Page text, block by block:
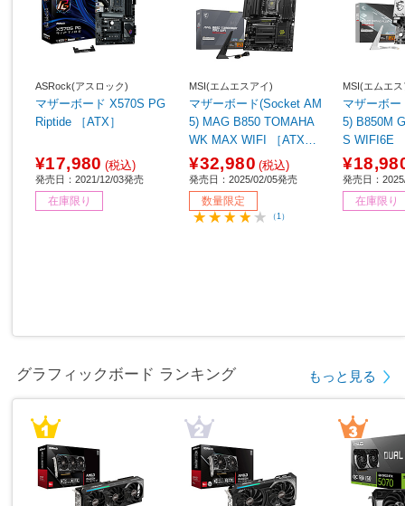
ASRock(アスロック)
マザーボード X570S PG
Riptide ［ATX］
¥17,980 (税込)
発売日：2021/12/03発売
在庫限り
MSI(エムエスアイ)
マザーボード(Socket AM
5) MAG B850 TOMAHA
WK MAX WIFI ［ATX］
【sof001】
¥32,980 (税込)
発売日：2025/02/05発売
数量限定
（1）
MSI(エムエ
マザーボ
5) B850M GAMING PLU
S WIFI6E
発売日：
在庫限り
グラフィックボード ランキング もっと見る